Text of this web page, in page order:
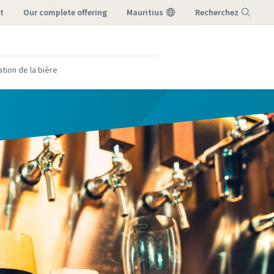
our complete offering Mauritius Recherchez
de la bière
de
de